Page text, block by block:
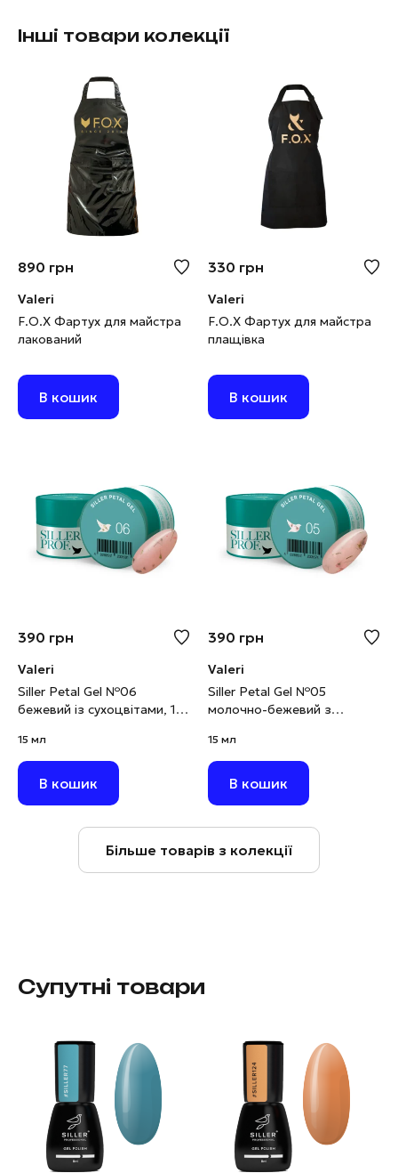
Інші товари колекції
890 грн
Valeri
F.O.X Фартух для майстра
лакований
В кошик
330 грн
Valeri
F.O.X Фартух для майстра
плащівка
В кошик
390 грн
Valeri
Siller Petal Gel №06
бежевий із сухоцвітами, 15
15 мл
В кошик
390 грн
Valeri
Siller Petal Gel №05
молочно-бежевий з
15 мл
В кошик
Більше товарів з колекції
Супутні товари